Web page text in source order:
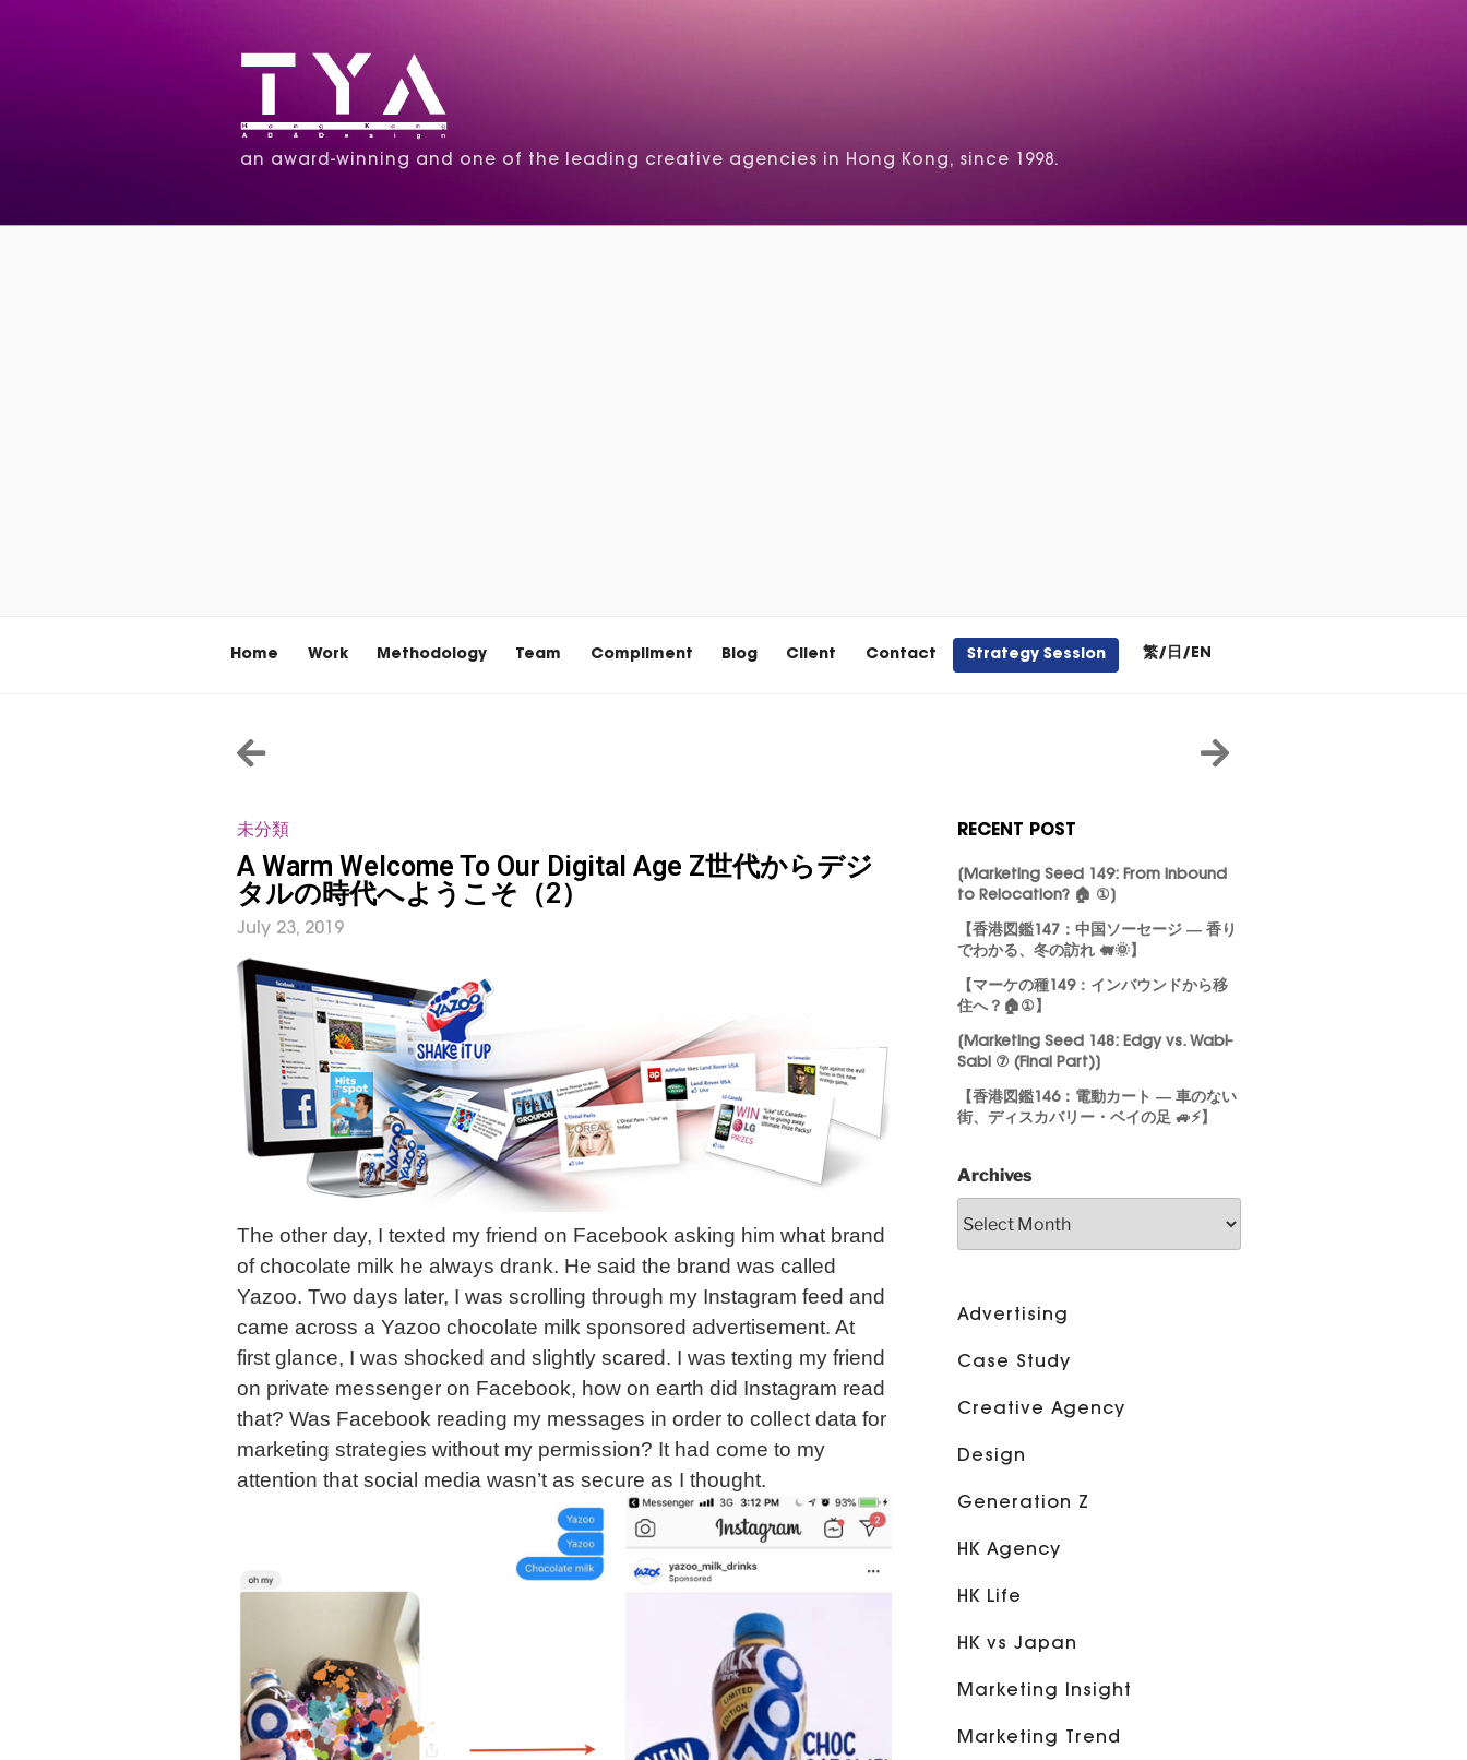
an award-winning and one of the leading creative agencies in Hong Kong, since 1998.
Home Work Methodology Team Compliment Blog Client Contact Strategy Session 繁/ 日 /EN
未分類
A Warm Welcome To Our Digital Age Z世代からデジ
タルの時代へようこそ（2）
July 23, 2019
The other day, I texted my friend on Facebook asking him what brand
of chocolate milk he always drank. He said the brand was called
Yazoo. Two days later, I was scrolling through my Instagram feed and
came across a Yazoo chocolate milk sponsored advertisement. At
first glance, I was shocked and slightly scared. I was texting my friend
on private messenger on Facebook, how on earth did Instagram read
that? Was Facebook reading my messages in order to collect data for
marketing strategies without my permission? It had come to my
attention that social media wasn’t as secure as I thought.
RECENT POST
[Marketing Seed 149: From Inbound
to Relocation? 🏠 ①]
【香港図鑑147：中国ソーセージ ― 香り
でわかる、冬の訪れ 🐖🌞】
【マーケの種149：インバウンドから移
住へ？🏠①】
[Marketing Seed 148: Edgy vs. Wabi-
Sabi ⑦ (Final Part)]
【香港図鑑146：電動カート ― 車のない
街、ディスカバリー・ベイの足 🚙⚡】
Archives
Advertising
Case Study
Creative Agency
Design
Generation Z
HK Agency
HK Life
HK vs Japan
Marketing Insight
Marketing Trend